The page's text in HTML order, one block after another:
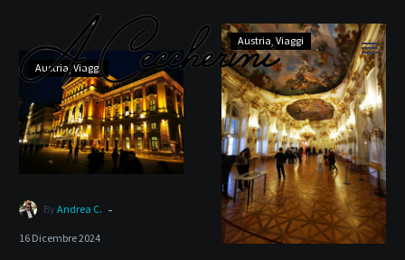
Austria
Vienna
Palazzo
di
Schonbrunn
Austria Viaggi
Vienna
Austria Viaggi
By Andrea C. -
16 Dicembre 2024